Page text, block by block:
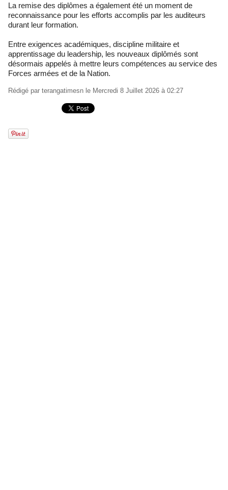
La remise des diplômes a également été un moment de
reconnaissance pour les efforts accomplis par les auditeurs
durant leur formation.
Entre exigences académiques, discipline militaire et
apprentissage du leadership, les nouveaux diplômés sont
désormais appelés à mettre leurs compétences au service des
Forces armées et de la Nation.
Rédigé par terangatimesn le Mercredi 8 Juillet 2026 à 02:27